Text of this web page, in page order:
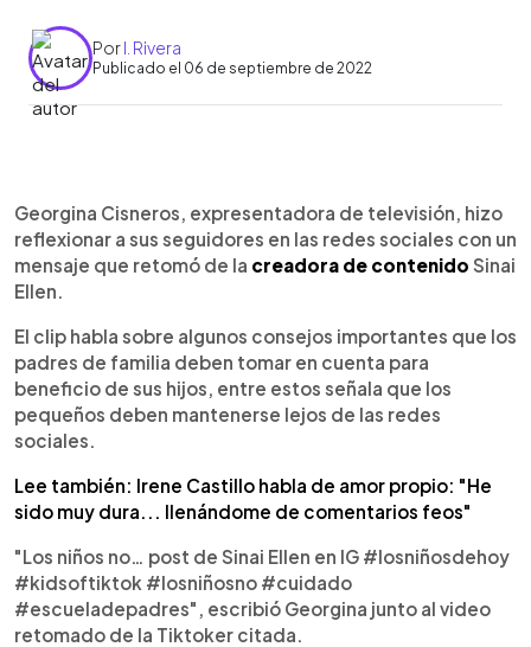
PorI. Rivera
Publicado el 06 de septiembre de 2022
► Escuchar artículo
Georgina Cisneros, expresentadora de televisión, hizo
reflexionar a sus seguidores en las redes sociales con un
mensaje que retomó de la creadora de contenido Sinai
Ellen.
El clip habla sobre algunos consejos importantes que los
padres de familia deben tomar en cuenta para
beneficio de sus hijos, entre estos señala que los
pequeños deben mantenerse lejos de las redes
sociales.
Lee también: Irene Castillo habla de amor propio: "He
sido muy dura... llenándome de comentarios feos"
"Los niños no… post de Sinai Ellen en IG #losniñosdehoy
#kidsoftiktok #losniñosno #cuidado
#escueladepadres", escribió Georgina junto al video
retomado de la Tiktoker citada.